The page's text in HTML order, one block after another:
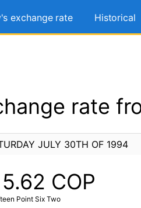
exchange rate Historical
rate
JULY 30TH OF 1994
COP
Point Six Two